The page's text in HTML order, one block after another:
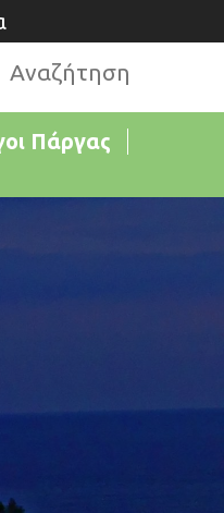
Πάργας